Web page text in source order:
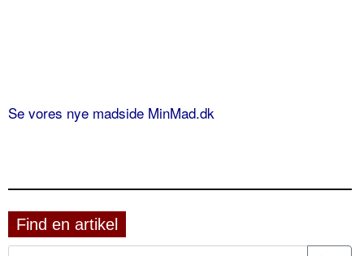
Se vores nye madside MinMad.dk
Find en artikel